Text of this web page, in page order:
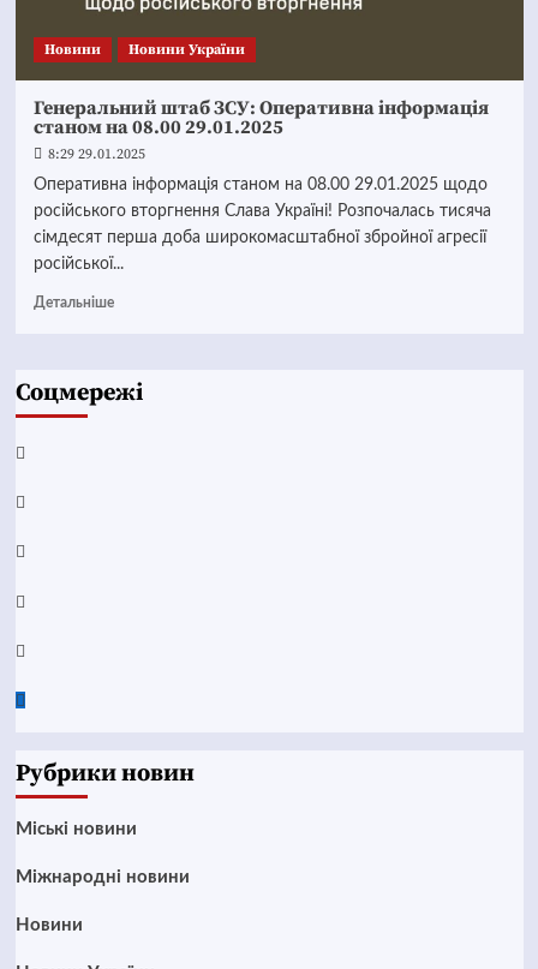
Новини Новини України
Генеральний штаб ЗСУ: Оперативна інформація
станом на 08.00 29.01.2025
8:29 29.01.2025
Оперативна інформація станом на 08.00 29.01.2025 щодо
російського вторгнення Слава Україні! Розпочалась тисяча
сімдесят перша доба широкомасштабної збройної агресії
російської...
Детальніше
Соцмережі
Facebook
YouTube
Telegram
Instagram
Twitter
Google
Рубрики новин
Mіські новини
Міжнародні новини
Новини